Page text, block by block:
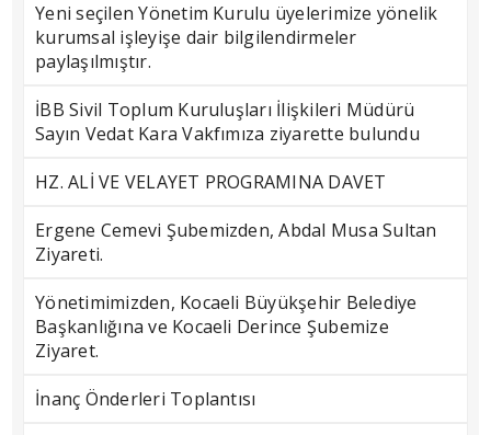
Yeni seçilen Yönetim Kurulu üyelerimize yönelik
kurumsal işleyişe dair bilgilendirmeler
paylaşılmıştır.
İBB Sivil Toplum Kuruluşları İlişkileri Müdürü
Sayın Vedat Kara Vakfımıza ziyarette bulundu
HZ. ALİ VE VELAYET PROGRAMINA DAVET
Ergene Cemevi Şubemizden, Abdal Musa Sultan
Ziyareti.
Yönetimimizden, Kocaeli Büyükşehir Belediye
Başkanlığına ve Kocaeli Derince Şubemize
Ziyaret.
İnanç Önderleri Toplantısı